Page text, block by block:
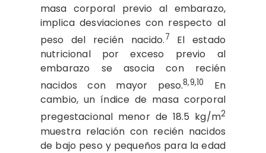
masa corporal previo al embarazo,
implica desviaciones con respecto al
peso del recién nacido.7 El estado
nutricional por exceso previo al
embarazo se asocia con recién
nacidos con mayor peso.8,9,10
En
cambio, un índice de masa corporal
pregestacional menor de 18.5 kg/m2
muestra relación con recién nacidos
de bajo peso y pequeños para la edad